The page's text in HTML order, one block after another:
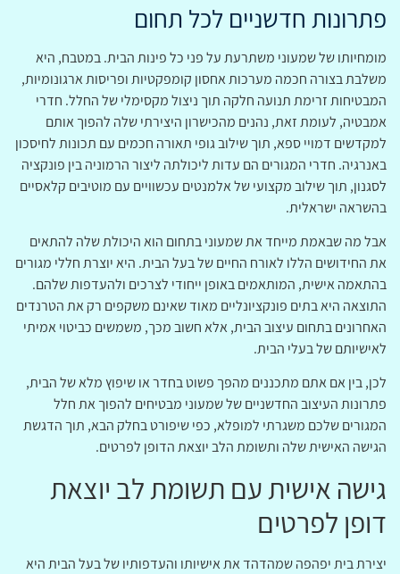
פתרונות חדשניים לכל תחום
מומחיותו של שמעוני משתרעת על פני כל פינות הבית. במטבח, היא
משלבת בצורה חכמה מערכות אחסון קומפקטיות ופריסות ארגונומיות,
המבטיחות זרימת תנועה חלקה תוך ניצול מקסימלי של החלל. חדרי
אמבטיה, לעומת זאת, נהנים מהכישרון היצירתי שלה להפוך אותם
למקדשים דמויי ספא, תוך שילוב גופי תאורה חכמים עם תכונות לחיסכון
באנרגיה. חדרי המגורים הם עדות ליכולתה ליצור הרמוניה בין פונקציה
לסגנון, תוך שילוב מקצועי של אלמנטים עכשוויים עם מוטיבים קלאסיים
בהשראה ישראלית.
אבל מה שבאמת מייחד את שמעוני בתחום הוא היכולת שלה להתאים
את החידושים הללו לאורח החיים של בעל הבית. היא יוצרת חללי מגורים
בהתאמה אישית, המותאמים באופן ייחודי לצרכים ולהעדפות שלהם.
התוצאה היא בתים פונקציונליים מאוד שאינם משקפים רק את הטרנדים
האחרונים בתחום עיצוב הבית, אלא חשוב מכך, משמשים כביטוי אמיתי
לאישיותם של בעלי הבית.
לכן, בין אם אתם מתכננים מהפך פשוט בחדר או שיפוץ מלא של הבית,
פתרונות העיצוב החדשניים של שמעוני מבטיחים להפוך את חלל
המגורים שלכם משגרתי למופלא, כפי שיפורט בחלק הבא, תוך הדגשת
הגישה האישית שלה ותשומת הלב יוצאת הדופן לפרטים.
גישה אישית עם תשומת לב יוצאת
דופן לפרטים
יצירת בית יפהפה שמהדהד את אישיותו והעדפותיו של בעל הבית היא